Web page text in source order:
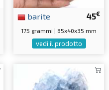
45€
barite
175 grammi | 85x40x35 mm
vedi il prodotto